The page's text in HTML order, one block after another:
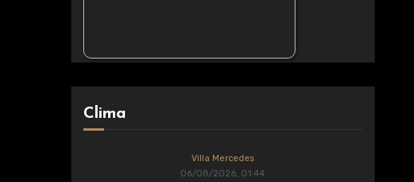
Clima
Villa Mercedes
06/08/2026, 01:44